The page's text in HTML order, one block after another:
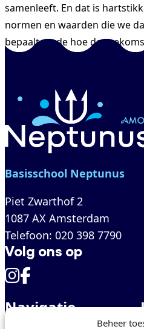
Beheer
samenleeft. En dat is
normen en waarden die we
bepaalt mede hoe de
Basisschool Neptunus
Piet Zwarthof 2
1087 AX Amsterdam
Telefoon: 020 398 7790
Volg ons op
Navigatie